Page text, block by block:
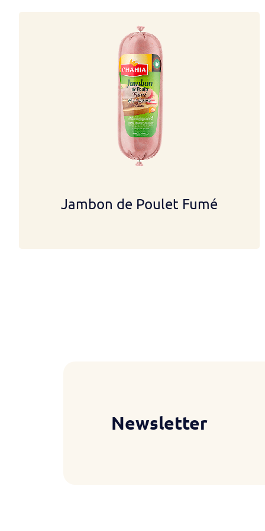
Jambon de Poulet Fumé
Newsletter